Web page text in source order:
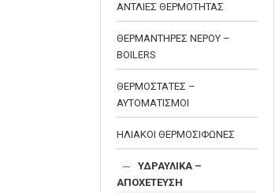
ΑΝΤΛΙΕΣ ΘΕΡΜΟΤΗΤΑΣ
ΘΕΡΜΑΝΤΗΡΕΣ ΝΕΡΟΥ –
BOILERS
ΘΕΡΜΟΣΤΑΤΕΣ –
ΑΥΤΟΜΑΤΙΣΜΟΙ
ΗΛΙΑΚΟΙ ΘΕΡΜΟΣΙΦΩΝΕΣ
ΥΔΡΑΥΛΙΚΑ –
ΑΠΟΧΕΤΕΥΣΗ